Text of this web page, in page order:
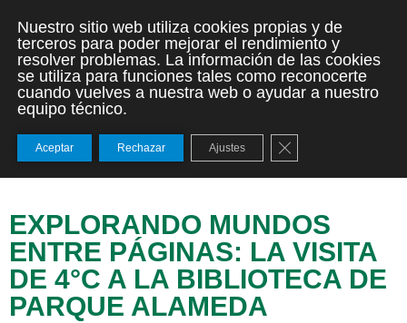
EXPLORANDO MUNDOS
ENTRE PÁGINAS: LA VISITA
DE 4°C A LA BIBLIOTECA DE
PARQUE ALAMEDA
Nuestro sitio web utiliza cookies propias y de
terceros para poder mejorar el rendimiento y
resolver problemas. La información de las cookies
se utiliza para funciones tales como reconocerte
cuando vuelves a nuestra web o ayudar a nuestro
equipo técnico.
Aceptar Rechazar Ajustes Cerrar el banner de